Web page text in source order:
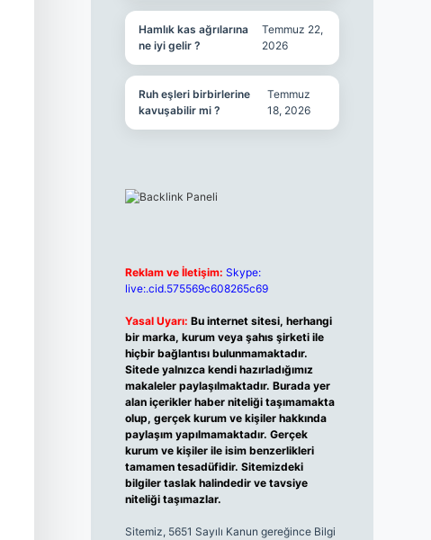
Hamlık kas ağrılarına
ne iyi gelir ?
Temmuz 22,
2026
Ruh eşleri birbirlerine
kavuşabilir mi ?
Temmuz
18, 2026
Reklam ve İletişim: Skype:
live:.cid.575569c608265c69
Yasal Uyarı: Bu internet sitesi, herhangi
bir marka, kurum veya şahıs şirketi ile
hiçbir bağlantısı bulunmamaktadır.
Sitede yalnızca kendi hazırladığımız
makaleler paylaşılmaktadır. Burada yer
alan içerikler haber niteliği taşımamakta
olup, gerçek kurum ve kişiler hakkında
paylaşım yapılmamaktadır. Gerçek
kurum ve kişiler ile isim benzerlikleri
tamamen tesadüfidir. Sitemizdeki
bilgiler taslak halindedir ve tavsiye
niteliği taşımazlar.
Sitemiz, 5651 Sayılı Kanun gereğince Bilgi